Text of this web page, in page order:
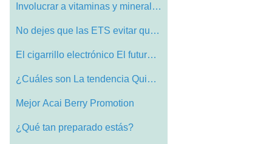
Involucrar a vitaminas y minerales en la…
No dejes que las ETS evitar que se convi…
El cigarrillo electrónico El futuro de …
¿Cuáles son La tendencia Quimioterapia…
Mejor Acai Berry Promotion
¿Qué tan preparado estás?